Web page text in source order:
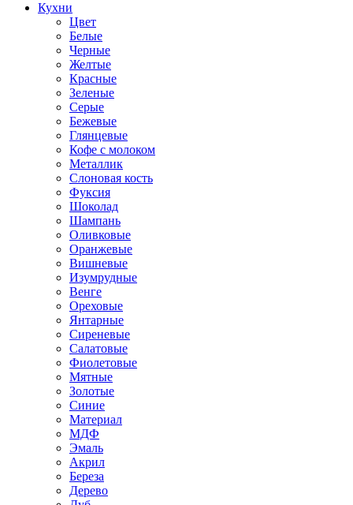
Кухни
Цвет
Белые
Черные
Желтые
Красные
Зеленые
Серые
Бежевые
Глянцевые
Кофе с молоком
Металлик
Слоновая кость
Фуксия
Шоколад
Шампань
Оливковые
Оранжевые
Вишневые
Изумрудные
Венге
Ореховые
Янтарные
Сиреневые
Салатовые
Фиолетовые
Мятные
Золотые
Синие
Материал
МДФ
Эмаль
Акрил
Береза
Дерево